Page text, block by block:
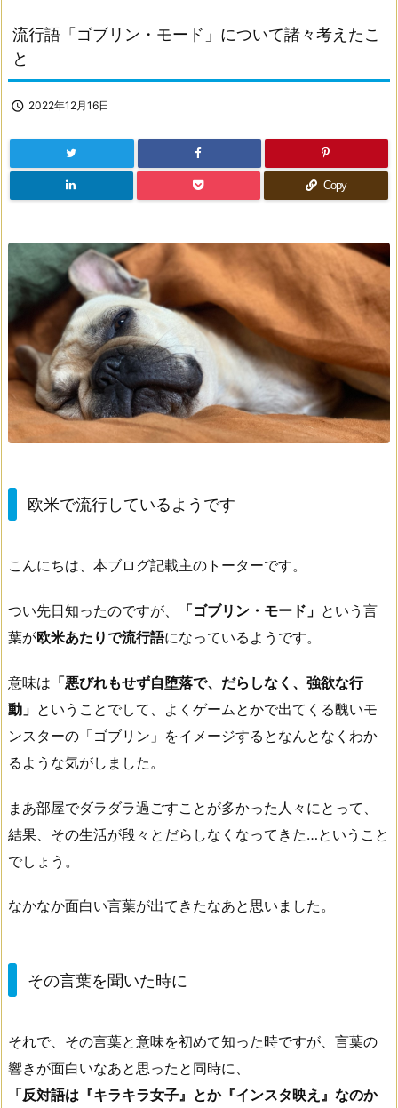
流行語「ゴブリン・モード」について諸々考えたこ
と
 2022年12月16日
Copy
欧米で流行しているようです
こんにちは、本ブログ記載主のトーターです。
つい先日知ったのですが、 「ゴブリン・モード」 という言
葉が欧米あたりで流行語になっているようです。
意味は 「悪びれもせず自堕落で、だらしなく、強欲な行
動」 ということでして、よくゲームとかで出てくる醜いモ
ンスターの「ゴブリン」をイメージするとなんとなくわか
るような気がしました。
まあ部屋でダラダラ過ごすことが多かった人々にとって、
結果、その生活が段々とだらしなくなってきた…ということ
でしょう。
なかなか面白い言葉が出てきたなあと思いました。
その言葉を聞いた時に
それで、その言葉と意味を初めて知った時ですが、言葉の
響きが面白いなあと思ったと同時に、
「反対語は『キラキラ女子』とか『インスタ映え』なのか